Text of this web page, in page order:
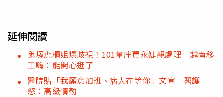
延伸閱讀
鬼塚虎櫃姐爆歧視！101董座賈永婕親處理 越南移
工嗨：能開心逛了
醫院貼「我願意加班、病人在等你」文宣 醫護
怒：高級情勒